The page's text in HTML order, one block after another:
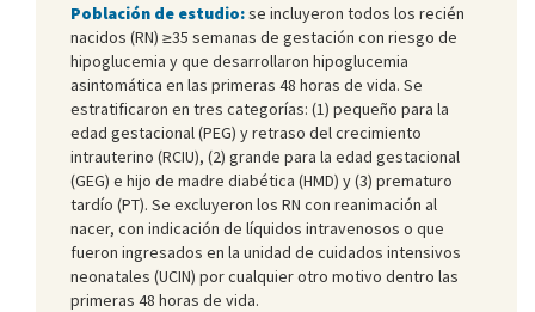
Población de estudio:se incluyeron todos los recién
nacidos (RN) ≥35 semanas de gestación con riesgo de
hipoglucemia y que desarrollaron hipoglucemia
asintomática en las primeras 48 horas de vida. Se
estratificaron en tres categorías: (1) pequeño para la
edad gestacional (PEG) y retraso del crecimiento
intrauterino (RCIU), (2) grande para la edad gestacional
(GEG) e hijo de madre diabética (HMD) y (3) prematuro
tardío (PT). Se excluyeron los RN con reanimación al
nacer, con indicación de líquidos intravenosos o que
fueron ingresados en la unidad de cuidados intensivos
neonatales (UCIN) por cualquier otro motivo dentro las
primeras 48 horas de vida.